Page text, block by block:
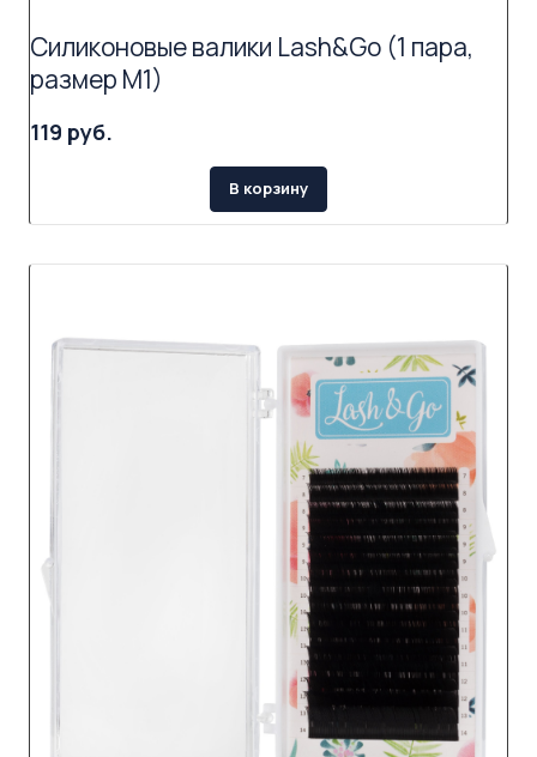
Силиконовые валики Lash&Go (1 пара,
размер M1)
119 руб.
В корзину